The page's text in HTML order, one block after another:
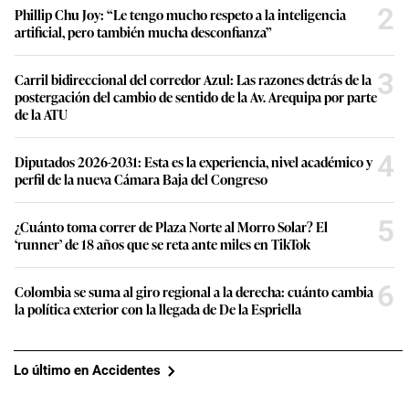
Phillip Chu Joy: “Le tengo mucho respeto a la inteligencia
artificial, pero también mucha desconfianza”
2
Carril bidireccional del corredor Azul: Las razones detrás de la
postergación del cambio de sentido de la Av. Arequipa por parte
de la ATU
3
Diputados 2026-2031: Esta es la experiencia, nivel académico y
perfil de la nueva Cámara Baja del Congreso
4
¿Cuánto toma correr de Plaza Norte al Morro Solar? El
‘runner’ de 18 años que se reta ante miles en TikTok
5
Colombia se suma al giro regional a la derecha: cuánto cambia
la política exterior con la llegada de De la Espriella
6
Lo último en Accidentes